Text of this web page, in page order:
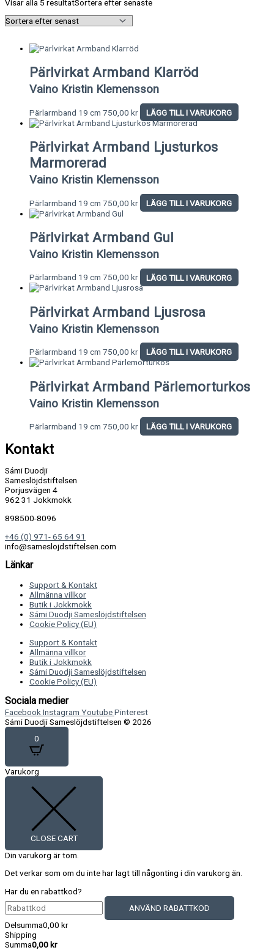
Visar alla 5 resultatSortera efter senaste
Pärlvirkat Armband Klarröd
Vaino Kristin Klemensson
Pärlarmband 19 cm 750,00 kr LÄGG TILL I VARUKORG
Pärlvirkat Armband Ljusturkos
Marmorerad
Vaino Kristin Klemensson
Pärlarmband 19 cm 750,00 kr LÄGG TILL I VARUKORG
Pärlvirkat Armband Gul
Vaino Kristin Klemensson
Pärlarmband 19 cm 750,00 kr LÄGG TILL I VARUKORG
Pärlvirkat Armband Ljusrosa
Vaino Kristin Klemensson
Pärlarmband 19 cm 750,00 kr LÄGG TILL I VARUKORG
Pärlvirkat Armband Pärlemorturkos
Vaino Kristin Klemensson
Pärlarmband 19 cm 750,00 kr LÄGG TILL I VARUKORG
Kontakt
Sámi Duodji
Sameslöjdstiftelsen
Porjusvägen 4
962 31 Jokkmokk
898500-8096
+46 (0) 971- 65 64 91
info@sameslojdstiftelsen.com
Länkar
Support & Kontakt
Allmänna villkor
Butik i Jokkmokk
Sámi Duodji Sameslöjdstiftelsen
Cookie Policy (EU)
Support & Kontakt
Allmänna villkor
Butik i Jokkmokk
Sámi Duodji Sameslöjdstiftelsen
Cookie Policy (EU)
Sociala medier
Facebook Instagram YoutubePinterest
Sámi Duodji Sameslöjdstiftelsen © 2026
0
Varukorg
CLOSE CART
Din varukorg är tom.
Det verkar som om du inte har lagt till någonting i din varukorg än.
Har du en rabattkod?
ANVÄND RABATTKOD
Delsumma0,00 kr
Shipping
Summa0,00 kr